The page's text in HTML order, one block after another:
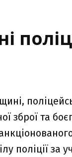
зброї та
поліції за